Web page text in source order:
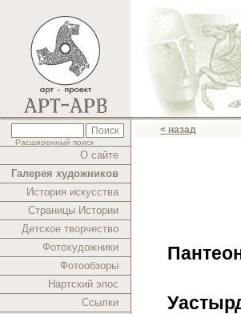
Расширенный поиск
О сайте
Галерея художников
История искусства
Страницы Истории
Детское творчество
Фотохудожники
Фотообзоры
Нартский эпос
Ссылки
< назад